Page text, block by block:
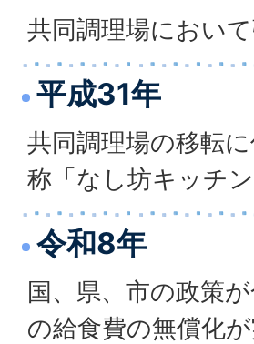
共同調理場におい
平成31年
共同調理場の移転
称「なし坊キッチ
令和8年
国、県、市の政策
の給食費の無償化